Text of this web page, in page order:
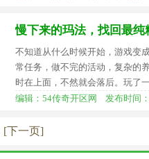
慢下来的玛法，找回最纯
不知道从什么时候开始，游戏变
常任务，做不完的活动，复杂的
时在上面，不然就会落后。玩了
编辑：54传奇开区网 发布时间
[下一页]